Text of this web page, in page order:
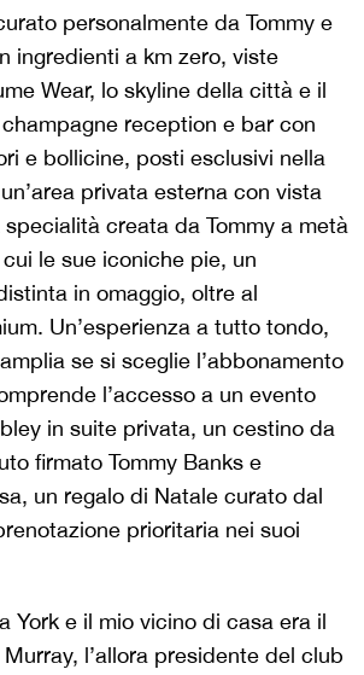
personalmente da Tommy e
ingredienti a km zero, viste
Wear, lo skyline della città e il
reception e bar con
e bollicine, posti esclusivi nella
privata esterna con vista
creata da Tommy a metà
le sue iconiche pie, un
in omaggio, oltre al
Un’esperienza a tutto tondo,
se si sceglie l’abbonamento
l’accesso a un evento
in suite privata, un cestino da
firmato Tommy Banks e
un regalo di Natale curato dal
prioritaria nei suoi
York e il mio vicino di casa era il
l’allora presidente del club